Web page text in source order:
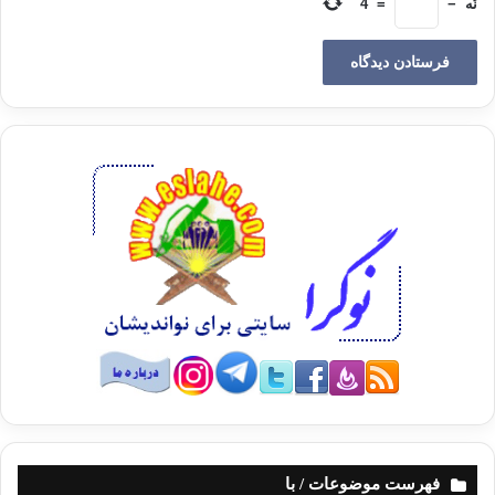
ابلیس پیش آمد و در مقابل او ایستاد، در حالی که زیبایی های دختر را در نظر او
می بخشید. او را به طرف معصیت تشویق می کرد و فکر می کرد که این
دفعه بر جوان غلبه خواهد کرد.
جوان در حالی که چراغ را روبروی خود گذاشته بود نفسش را مخاطب قرار داد و
گفت: من انگشتم را روی چراغ قرار خواهم داد. اگر بر آتش چراغ صبر کنی و
به آینده ات امیدوار باش انگشتش را روی چراغ گذاشت تا حدی که بوی سوختن
آن به مشام رسید و از درد شدید بر خود می پیچید و با خود می گفت: ای دشمن
خدا اگر تو بر آتش چراغ و این شعله ی ضعیف صبر نکنی پس چگونه آتش
سهمگین دوزخ را تحمل خواهی کرد؟ با پارچه ای انگشت سوخته اش را بست و
اندکی نشست. بار دیگر ابلیس بر او هجوم آورد و این بار انگشت دیگرش را روی
شعله ی چراغ گذاشت و از آن هم بوی سوختن پوست و استخوانش برخاست.
این چنین جنگ و مبارزه بین او و ابلیس در طول شب ادامه یافت و تا طلوع فجر
لحظه ای آرام و قرار نداشت. هنگام صبح برای ادای نماز به پا خواست در حالی
که به شدت درد می کشید نمازش را به جا آورد و با قلبی آرام و آسوده خاطر به
دختر صبحانه داد و او را به مدرسه برد.
آغوش گرفت نزدیک بود از شادی بال در بیاورد و بی اختیار از چشمانش اشک
نُه −
=
4
فهرست موضوعات / با